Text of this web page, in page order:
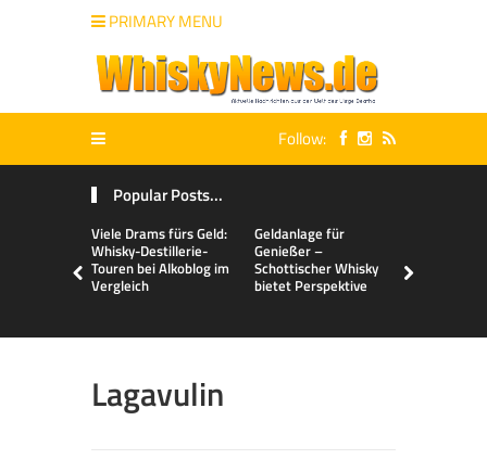
PRIMARY MENU
Follow:
Popular Posts...
Viele Drams fürs Geld:
Whisky-Destillerie-
Touren bei Alkoblog im
Vergleich
Geldanlage für
Genießer –
Schottischer Whisky
bietet Perspektive
Lagavulin